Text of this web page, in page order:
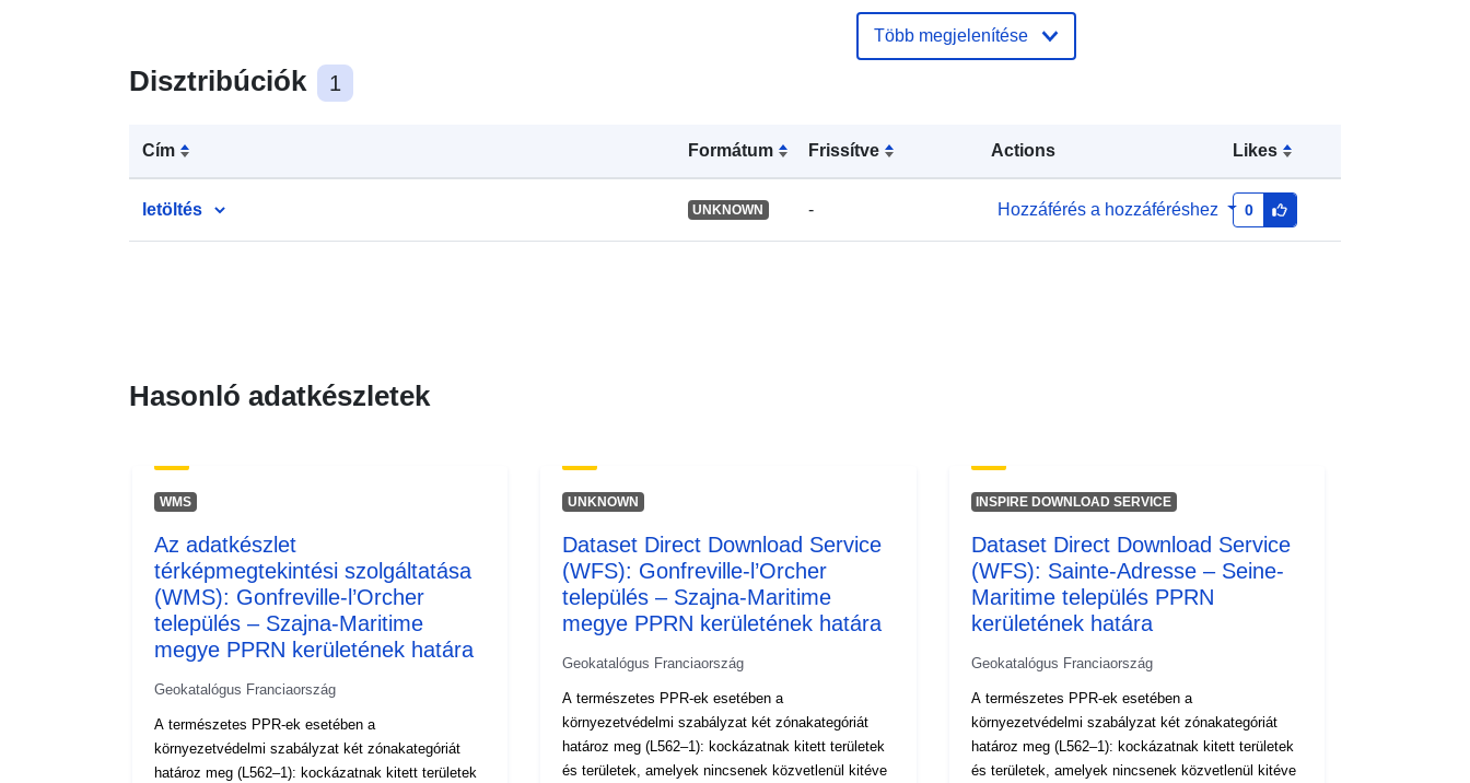
Disztribúciók 1
Cím Formátum Frissítve Actions Likes
letöltés UNKNOWN - Hozzáférés a hozzáféréshez 0
Azonosítók:
http://descartes-dev.cete-
mediterranee.i2/service/fr-
120066022-atom-61933748-8c19-
uriRef:
http://data.europa.eu/88u/dataset/fr-
43f1-bf2b-a55efd90d754
Típus:
Erőforrás:
Több megjelenítése
Hasonló adatkészletek
WMS
Az adatkészlet
térképmegtekintési szolgáltatása
(WMS): Gonfreville-l’Orcher
település – Szajna-Maritime
megye PPRN kerületének határa
Geokatalógus Franciaország
A természetes PPR-ek esetében a
környezetvédelmi szabályzat két zónakategóriát
határoz meg (L562–1): kockázatnak kitett területek
UNKNOWN
Dataset Direct Download Service
(WFS): Gonfreville-l’Orcher
település – Szajna-Maritime
megye PPRN kerületének határa
Geokatalógus Franciaország
A természetes PPR-ek esetében a
környezetvédelmi szabályzat két zónakategóriát
határoz meg (L562–1): kockázatnak kitett területek
és területek, amelyek nincsenek közvetlenül kitéve
INSPIRE DOWNLOAD SERVICE
Dataset Direct Download Service
(WFS): Sainte-Adresse – Seine-
Maritime település PPRN
kerületének határa
Geokatalógus Franciaország
A természetes PPR-ek esetében a
környezetvédelmi szabályzat két zónakategóriát
határoz meg (L562–1): kockázatnak kitett területek
és területek, amelyek nincsenek közvetlenül kitéve